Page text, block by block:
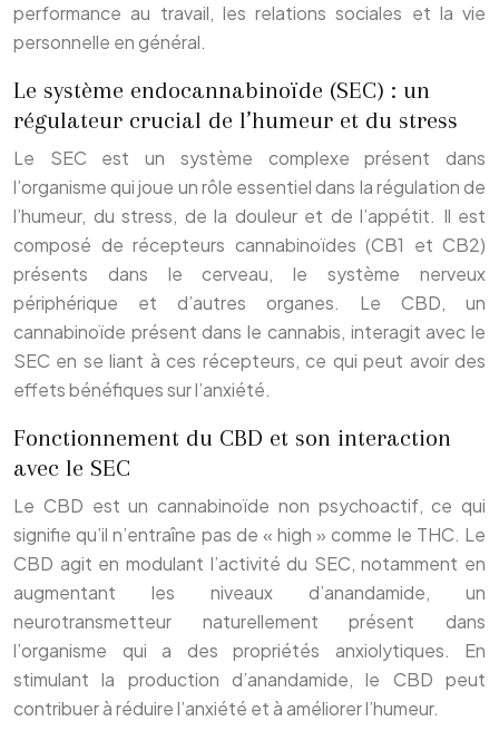
performance au travail, les relations sociales et la vie
personnelle en général.
Le système endocannabinoïde (SEC) : un
régulateur crucial de l’humeur et du stress
Le SEC est un système complexe présent dans
l’organisme qui joue un rôle essentiel dans la régulation de
l’humeur, du stress, de la douleur et de l’appétit. Il est
composé de récepteurs cannabinoïdes (CB1 et CB2)
présents dans le cerveau, le système nerveux
périphérique et d’autres organes. Le CBD, un
cannabinoïde présent dans le cannabis, interagit avec le
SEC en se liant à ces récepteurs, ce qui peut avoir des
effets bénéfiques sur l’anxiété.
Fonctionnement du CBD et son interaction
avec le SEC
Le CBD est un cannabinoïde non psychoactif, ce qui
signifie qu’il n’entraîne pas de « high » comme le THC. Le
CBD agit en modulant l’activité du SEC, notamment en
augmentant les niveaux d’anandamide, un
neurotransmetteur naturellement présent dans
l’organisme qui a des propriétés anxiolytiques. En
stimulant la production d’anandamide, le CBD peut
contribuer à réduire l’anxiété et à améliorer l’humeur.